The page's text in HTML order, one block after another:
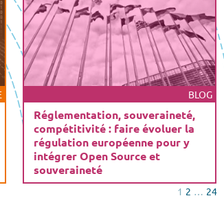
BLOG
Réglementation, souveraineté,
compétitivité : faire évoluer la
régulation européenne pour y
intégrer Open Source et
souveraineté
1 2 … 24